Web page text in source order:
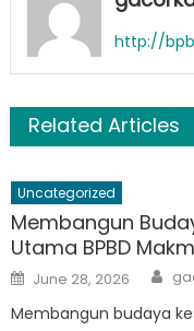
http://
Related Articles
Uncategorized
Membangun
Utama BPBD
Posted
on
June 28, 2026
Membangun budaya